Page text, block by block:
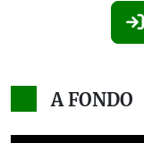
A FONDO